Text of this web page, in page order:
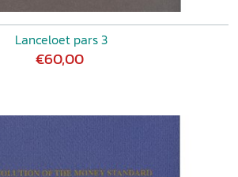
Lanceloet pars 3
€60,00